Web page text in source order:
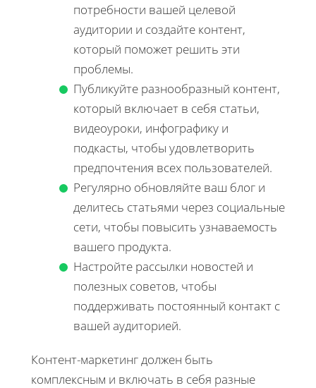
потребности вашей целевой
аудитории и создайте контент,
который поможет решить эти
проблемы.
Публикуйте разнообразный контент,
который включает в себя статьи,
видеоуроки, инфографику и
подкасты, чтобы удовлетворить
предпочтения всех пользователей.
Регулярно обновляйте ваш блог и
делитесь статьями через социальные
сети, чтобы повысить узнаваемость
вашего продукта.
Настройте рассылки новостей и
полезных советов, чтобы
поддерживать постоянный контакт с
вашей аудиторией.
Контент-маркетинг должен быть
комплексным и включать в себя разные